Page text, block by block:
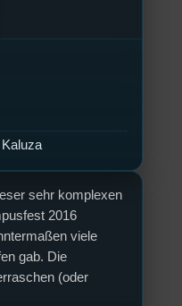
sehr komplexen
2016
viele
gab. Die
(oder